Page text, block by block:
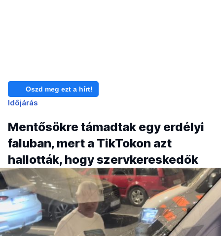
Oszd meg ezt a hírt!
Időjárás
Mentősökre támadtak egy erdélyi
faluban, mert a TikTokon azt
hallották, hogy szervkereskedők